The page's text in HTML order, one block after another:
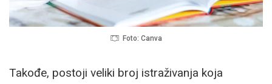
Foto: Canva
Takođe, postoji veliki broj istraživanja koja